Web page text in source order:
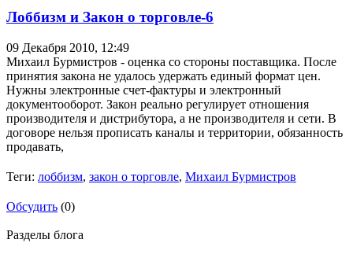
Лоббизм и Закон о торговле-6
09 Декабря 2010, 12:49
Михаил Бурмистров - оценка со стороны поставщика. После
принятия закона не удалось удержать единый формат цен.
Нужны электронные счет-фактуры и электронный
документооборот. Закон реально регулирует отношения
производителя и дистрибутора, а не производителя и сети. В
договоре нельзя прописать каналы и территории, обязанность
продавать,
Теги: лоббизм, закон о торговле, Михаил Бурмистров
Обсудить (0)
Разделы блога